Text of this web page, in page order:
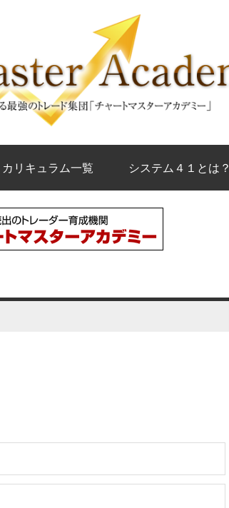
カリキュラム一覧 システム４１とは？